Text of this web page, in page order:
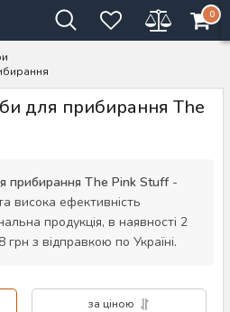
0
для прибирання The
прибирання The Pink Stuff-
висока ефективність
продукція, в наявності 2
грн з відправкою по Україні.
за ціною